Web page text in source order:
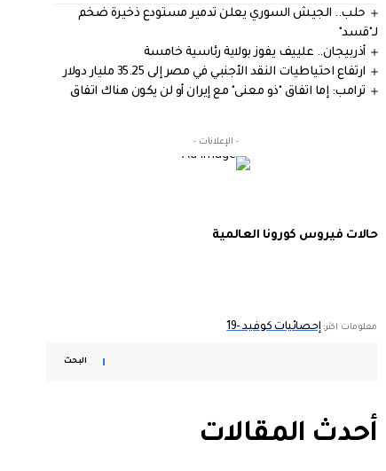
حلب.. الجيش السوري يعلن تدمير مستودع ذخيرة ضخم
لـ"قسد"
أذربيجان.. علييف يفوز بولاية رئاسية خامسة
ارتفاع احتياطيات النقد الأجنبي في مصر إلى 35.25 مليار دولار
ترامب: إما اتفاق "ذو معنى" مع إيران أو لن يكون هناك اتفاق
- الإعلانات -
حالات فيروس كورونا العالمية
معلومات اكثر: إحصائيات كوفيد -19
البحث
أحدث المقالات